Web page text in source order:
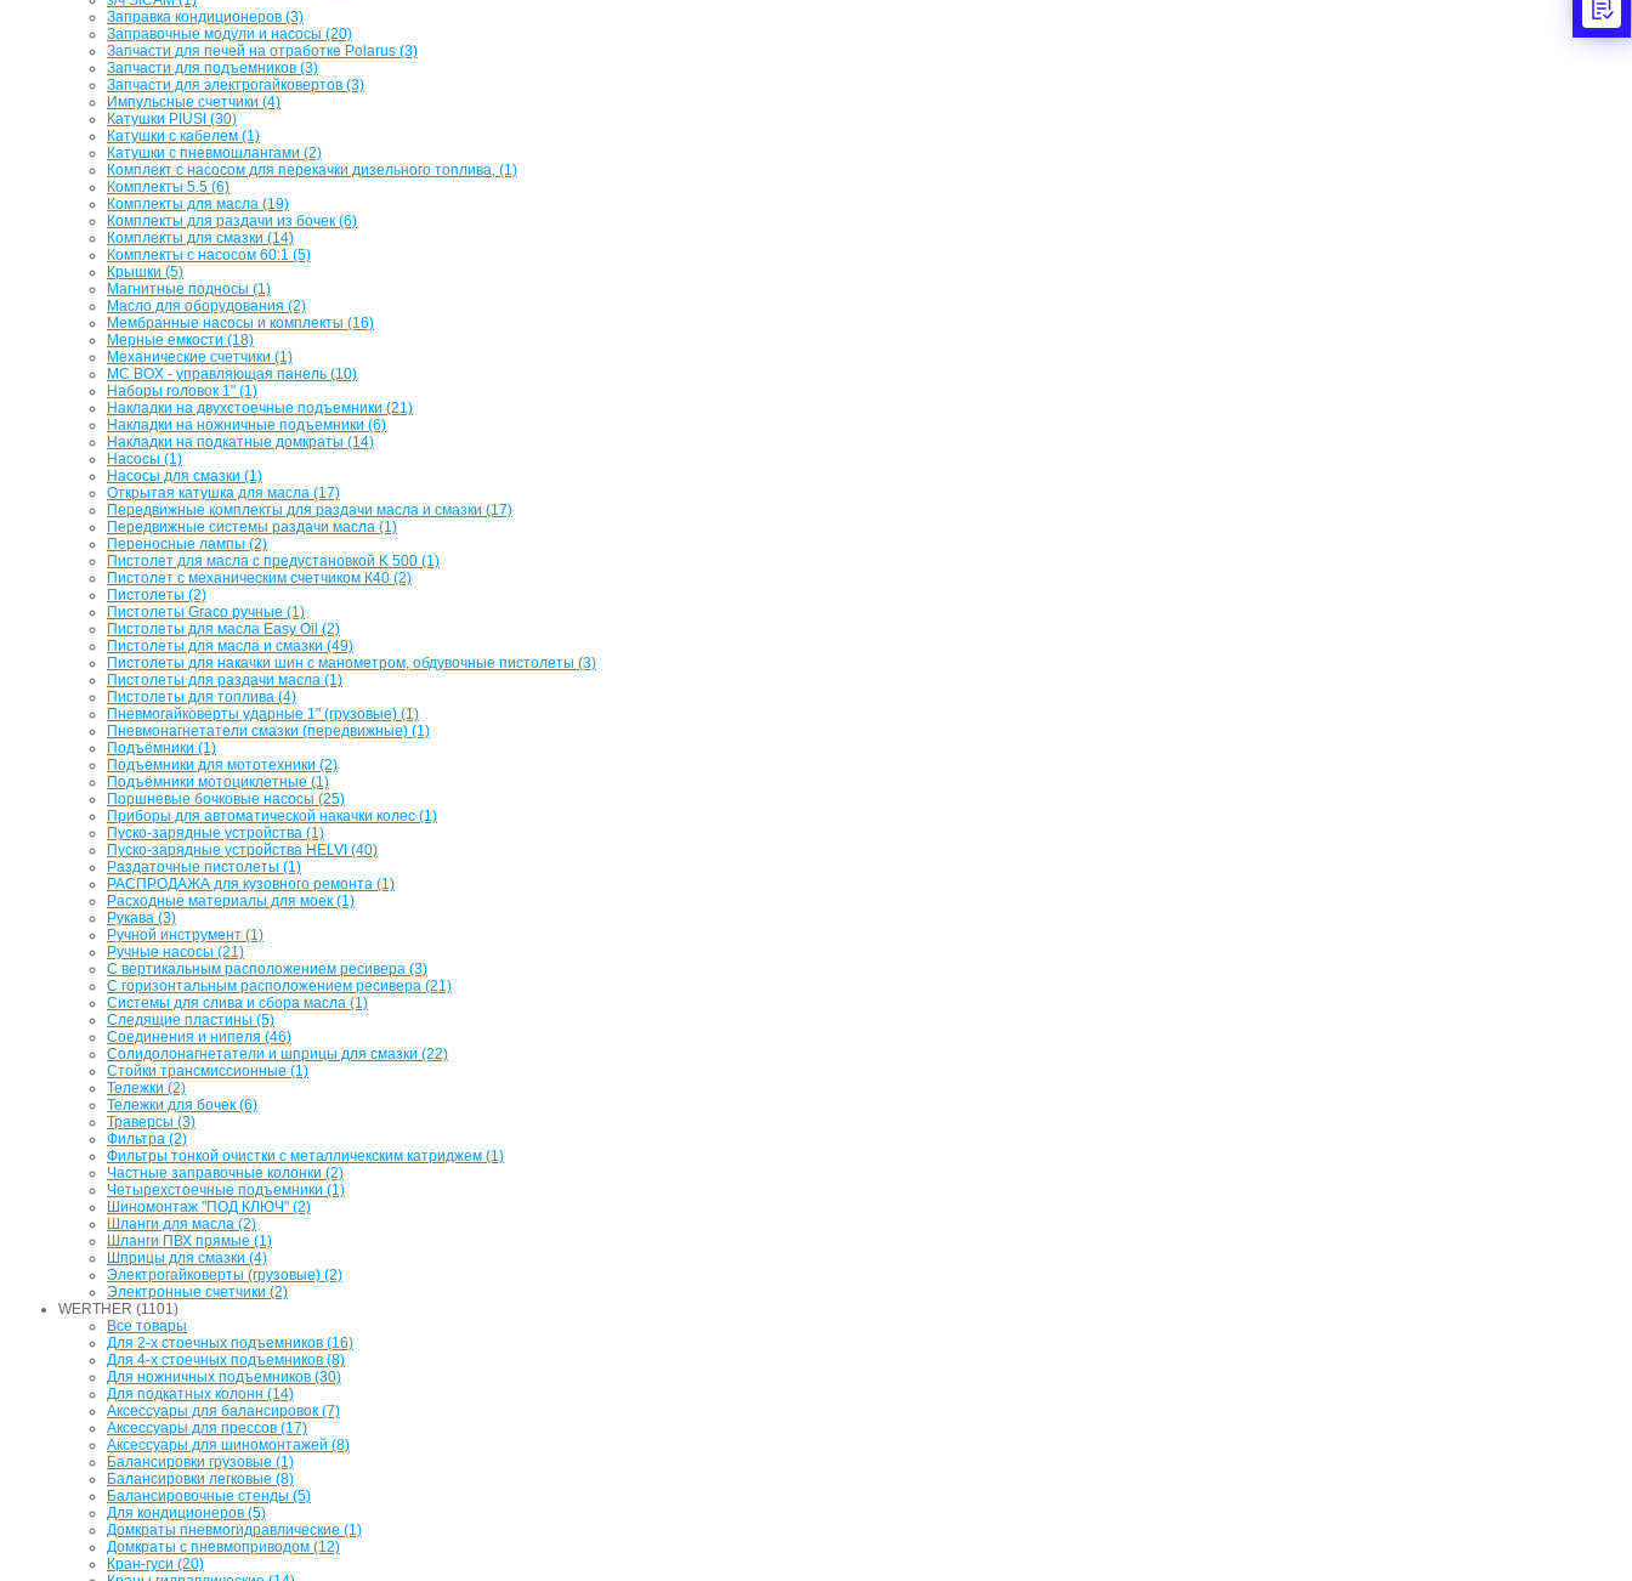
Заправка кондиционеров (3)
Заправочные модули и насосы (20)
Запчасти для печей на отработке Polarus (3)
Запчасти для подъемников (3)
Запчасти для электрогайковертов (3)
Импульсные счетчики (4)
Катушки PIUSI (30)
Катушки с кабелем (1)
Катушки с пневмошлангами (2)
Комплект с насосом для перекачки дизельного топлива, (1)
Комплекты 5.5 (6)
Комплекты для масла (19)
Комплекты для раздачи из бочек (6)
Комплекты для смазки (14)
Комплекты с насосом 60:1 (5)
Крышки (5)
Магнитные подносы (1)
Масло для оборудования (2)
Мембранные насосы и комплекты (16)
Мерные емкости (18)
Механические счетчики (1)
МС BOX - управляющая панель (10)
Наборы головок 1" (1)
Накладки на двухстоечные подъемники (21)
Накладки на ножничные подъемники (6)
Накладки на подкатные домкраты (14)
Насосы (1)
Насосы для смазки (1)
Открытая катушка для масла (17)
Передвижные комплекты для раздачи масла и смазки (17)
Передвижные системы раздачи масла (1)
Переносные лампы (2)
Пистолет для масла с предустановкой K 500 (1)
Пистолет с механическим счетчиком К40 (2)
Пистолеты (2)
Пистолеты Graco ручные (1)
Пистолеты для масла Easy Oil (2)
Пистолеты для масла и смазки (49)
Пистолеты для накачки шин с манометром, обдувочные пистолеты (3)
Пистолеты для раздачи масла (1)
Пистолеты для топлива (4)
Пневмогайковерты ударные 1" (грузовые) (1)
Пневмонагнетатели смазки (передвижные) (1)
Подъёмники (1)
Подъемники для мототехники (2)
Подъёмники мотоциклетные (1)
Поршневые бочковые насосы (25)
Приборы для автоматической накачки колес (1)
Пуско-зарядные устройства (1)
Пуско-зарядные устройства HELVI (40)
Раздаточные пистолеты (1)
РАСПРОДАЖА для кузовного ремонта (1)
Расходные материалы для моек (1)
Рукава (3)
Ручной инструмент (1)
Ручные насосы (21)
С вертикальным расположением ресивера (3)
С горизонтальным расположением ресивера (21)
Системы для слива и сбора масла (1)
Следящие пластины (5)
Соединения и нипеля (46)
Солидолонагнетатели и шприцы для смазки (22)
Стойки трансмиссионные (1)
Тележки (2)
Тележки для бочек (6)
Траверсы (3)
Фильтра (2)
Фильтры тонкой очистки с металличекским катриджем (1)
Частные заправочные колонки (2)
Четырехстоечные подъемники (1)
Шиномонтаж "ПОД КЛЮЧ" (2)
Шланги для масла (2)
Шланги ПВХ прямые (1)
Шприцы для смазки (4)
Электрогайковерты (грузовые) (2)
Электронные счетчики (2)
WERTHER (1101)
Все товары
Для 2-х стоечных подъемников (16)
Для 4-х стоечных подъемников (8)
Для ножничных подъемников (30)
Для подкатных колонн (14)
Аксессуары для балансировок (7)
Аксессуары для прессов (17)
Аксессуары для шиномонтажей (8)
Балансировки грузовые (1)
Балансировки легковые (8)
Балансировочные стенды (5)
Для кондиционеров (5)
Домкраты пневмогидравлические (1)
Домкраты с пневмоприводом (12)
Кран-гуси (20)